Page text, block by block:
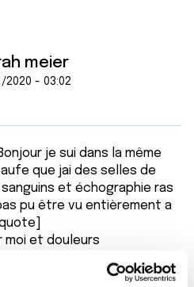
meier
2020 - 03:02
je sui dans la même
que jai des selles de
et échographie ras
pu être vu entièrement a
moi et douleurs